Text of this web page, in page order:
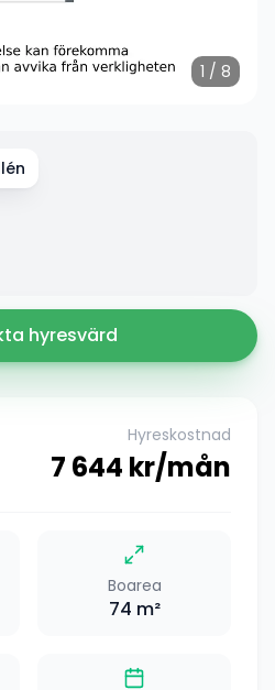
1 / 8
hyresvärd
Hyreskostnad
7 644 kr/mån
Boarea
74 m²